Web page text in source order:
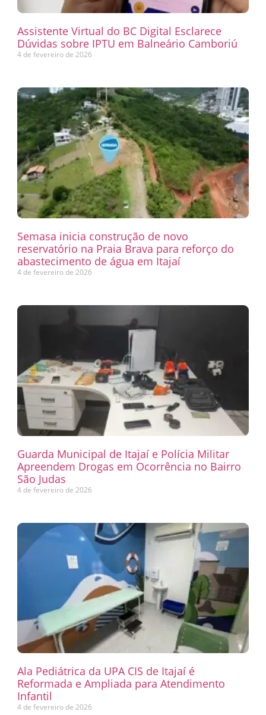
Assistente Virtual do BC Digital Esclarece
Dúvidas sobre IPTU em Balneário Camboriú
4 de fevereiro de 2026
Semasa inicia construção de novo
reservatório na Praia Brava para reforço do
abastecimento de água em Itajaí
4 de fevereiro de 2026
Guarda Municipal de Itajaí e Polícia Militar
Apreendem Drogas em Ocorrência no Bairro
São Judas
4 de fevereiro de 2026
Ala Pediátrica da UPA CIS de Itajaí é
Reformada e Ampliada para Atendimento
Infantil
4 de fevereiro de 2026